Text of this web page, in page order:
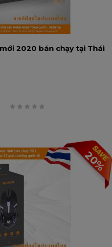
2020 bán chạy tại Thái
20%